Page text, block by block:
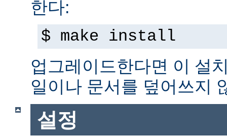
한다:
$ make install
업그레이드한다면 이 설
일이나 문서를 덮어쓰지
설정